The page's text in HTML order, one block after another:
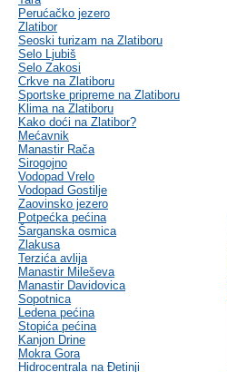
Perućačko jezero
Zlatibor
Seoski turizam na Zlatiboru
Selo Ljubiš
Selo Zakosi
Crkve na Zlatiboru
Sportske pripreme na Zlatiboru
Klima na Zlatiboru
Kako doći na Zlatibor?
Mećavnik
Manastir Rača
Sirogojno
Vodopad Vrelo
Vodopad Gostilje
Zaovinsko jezero
Potpećka pećina
Šarganska osmica
Zlakusa
Terzića avlija
Manastir Mileševa
Manastir Davidovica
Sopotnica
Ledena pećina
Stopića pećina
Kanjon Drine
Mokra Gora
Hidrocentrala na Đetinji